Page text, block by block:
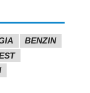
BENZIN